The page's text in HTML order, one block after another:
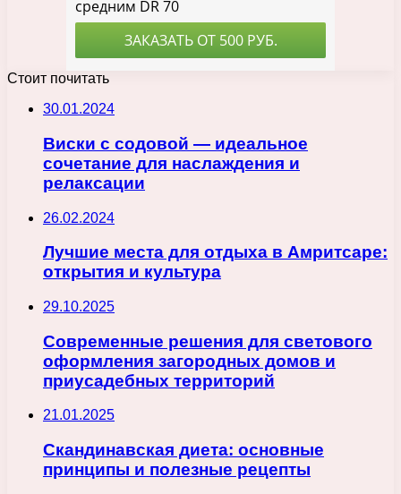
Стоит почитать
30.01.2024
Виски с содовой — идеальное
сочетание для наслаждения и
релаксации
26.02.2024
Лучшие места для отдыха в Амритсаре:
открытия и культура
29.10.2025
Современные решения для светового
оформления загородных домов и
приусадебных территорий
21.01.2025
Скандинавская диета: основные
принципы и полезные рецепты